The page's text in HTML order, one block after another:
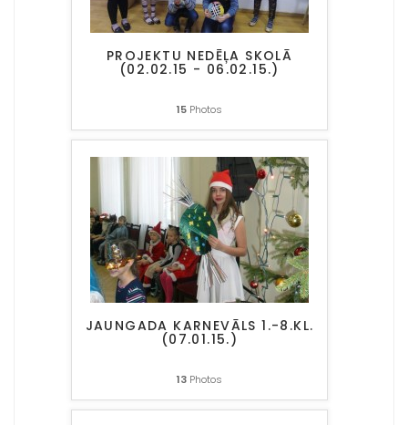
PROJEKTU NEDĒĻA SKOLĀ
(02.02.15 - 06.02.15.)
15 Photos
JAUNGADA KARNEVĀLS 1.-8.KL.
(07.01.15.)
13 Photos